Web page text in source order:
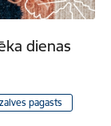
dienas
pagasts